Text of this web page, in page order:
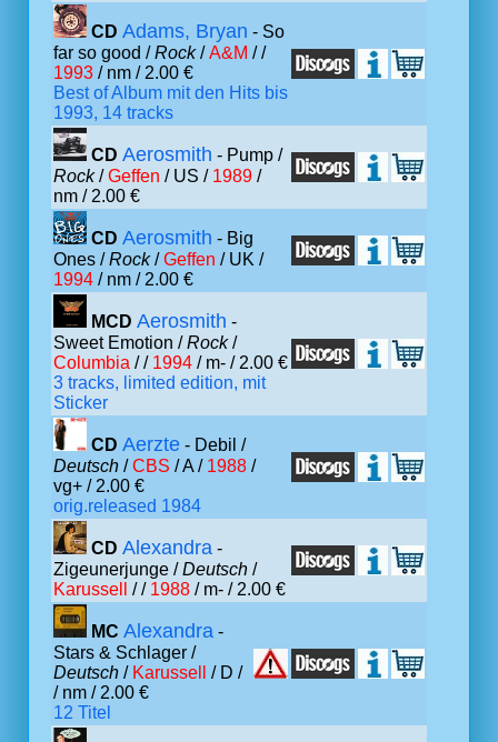
CD Adams, Bryan - So
far so good /Rock/A&M / /
1993 / nm / 2.00 €
Best of Album mit den Hits bis
1993, 14 tracks
CD Aerosmith - Pump /
Rock/Geffen / US / 1989 /
nm / 2.00 €
CD Aerosmith - Big
Ones /Rock/Geffen / UK /
1994 / nm / 2.00 €
MCD Aerosmith -
Sweet Emotion /Rock/
Columbia / / 1994 / m- / 2.00 €
3 tracks, limited edition, mit
Sticker
CD Aerzte - Debil /
Deutsch /CBS / A / 1988 /
vg+ / 2.00 €
orig.released 1984
CD Alexandra -
Zigeunerjunge /Deutsch /
Karussell
/ / 1988 / m- / 2.00 €
MC Alexandra -
Stars & Schlager /
Deutsch / Karussell
/ D /
/ nm / 2.00 €
12 Titel